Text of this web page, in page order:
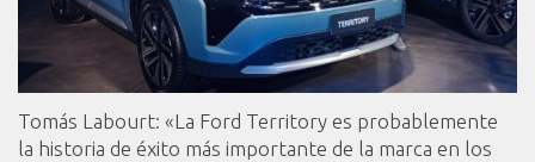
Tomás Labourt: «La Ford Territory es probablemente
la historia de éxito más importante de la marca en los